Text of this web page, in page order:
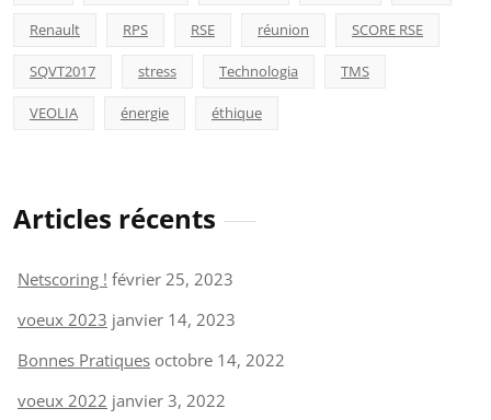
Renault RPS RSE réunion SCORE RSE
SQVT2017 stress Technologia TMS
VEOLIA énergie éthique
Articles récents
Netscoring ! février 25, 2023
voeux 2023 janvier 14, 2023
Bonnes Pratiques octobre 14, 2022
voeux 2022 janvier 3, 2022